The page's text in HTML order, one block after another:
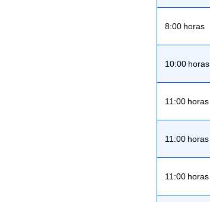
8:00 horas
10:00 horas
11:00 horas
11:00 horas
11:00 horas